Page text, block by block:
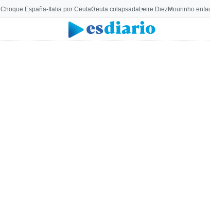
Choque España-Italia por CeutaCeuta colapsadaLeire DiezMourinho